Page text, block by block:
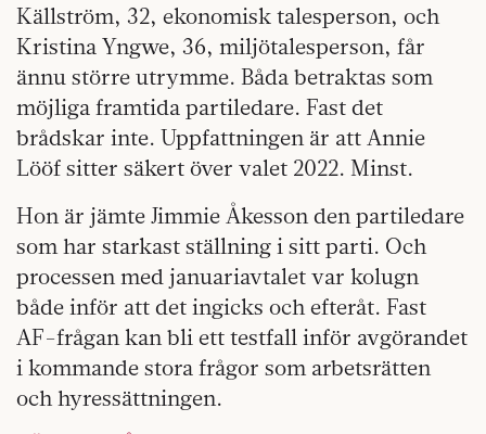
Källström, 32, ekonomisk talesperson, och
Kristina Yngwe, 36, miljötalesperson, får
ännu större utrymme. Båda betraktas som
möjliga framtida partiledare. Fast det
brådskar inte. Uppfattningen är att Annie
Lööf sitter säkert över valet 2022. Minst.
Hon är jämte Jimmie Åkesson den partiledare
som har starkast ställning i sitt parti. Och
processen med januariavtalet var kolugn
både inför att det ingicks och efteråt. Fast
AF-frågan kan bli ett testfall inför avgörandet
i kommande stora frågor som arbetsrätten
och hyressättningen.